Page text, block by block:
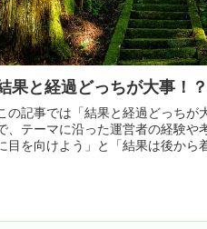
果と経過どっちが大事！
の記事では「結果と経過どっちが
、テーマに沿った運営者の経験や
目を向けよう」と「結果は後から
立つ内容となってますので、最後ま